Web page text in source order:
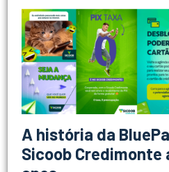
A história da
Sicoob Credimonte